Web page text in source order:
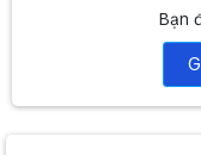
Bạn